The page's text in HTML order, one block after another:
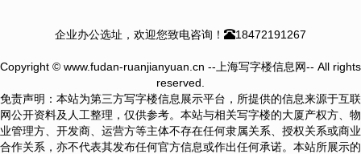
企业办公选址，欢迎您致电咨询！ 18472191267
Copyright © www.fudan-ruanjianyuan.cn --上海写字楼信息网-- All rights
reserved.
免责声明：本站为第三方写字楼信息展示平台，所提供的信息来源于互联
网公开资料及人工整理，仅供参考。本站与相关写字楼的大厦产权方、物
业管理方、开发商、运营方等主体不存在任何隶属关系、授权关系或商业
合作关系，亦不代表其发布任何官方信息或作出任何承诺。本站所展示的